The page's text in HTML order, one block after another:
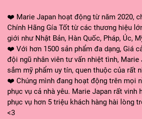
❤️ Marie Japan hoạt động từ năm 2020,
Chính Hãng Gía Tốt từ các thương hiệu
giới như Nhật Bản, Hàn Quốc, Pháp, Úc,
❤️ Với hơn 1500 sản phẩm đa dạng, Giá
đội ngũ nhân viên tư vấn nhiệt tình, Marie
sắm mỹ phẩm uy tín, quen thuộc của rất
❤️ Chúng mình đang hoạt động trên mọi
phục vụ cả nhà yêu. Marie Japan rất vinh
phục vụ hơn 5 triệu khách hàng hài lòng
<3